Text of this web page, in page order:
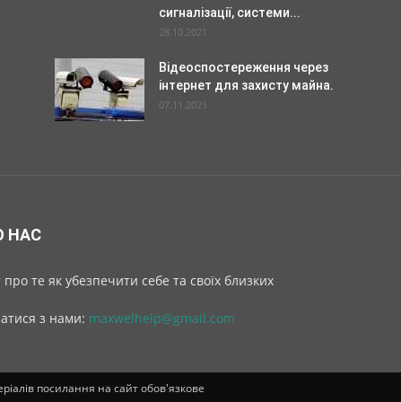
сигналізації, системи...
28.10.2021
Відеоспостереження через
інтернет для захисту майна.
07.11.2021
НАС
про те як убезпечити себе та своїх близких
з нами: maxwelhelp@gmail.com
посилання на сайт обов'язкове